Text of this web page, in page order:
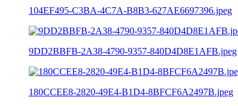
104EF495-C3BA-4C7A-B8B3-627AE6697396.jpeg
9DD2BBFB-2A38-4790-9357-840D4D8E1AFB.jpeg
180CCEE8-2820-49E4-B1D4-8BFCF6A2497B.jpeg